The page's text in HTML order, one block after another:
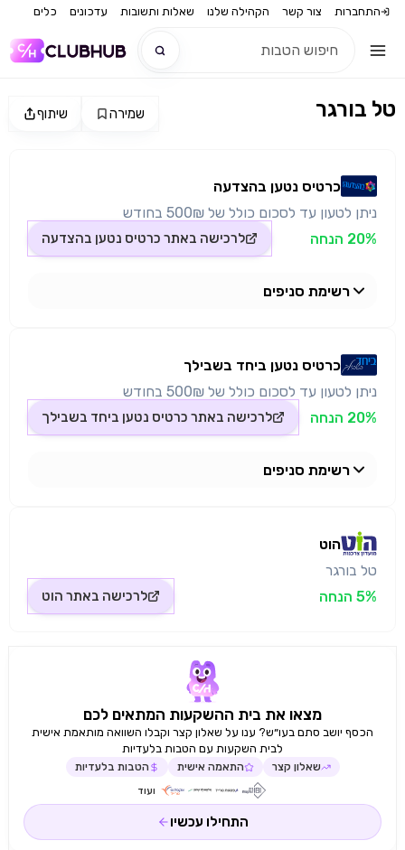
התחברות צור קשר הקהילה שלנו שאלות ותשובות עדכונים כלים
שיתוף שמירה טל בורגר
כרטיס נטען בהצדעה
ניתן לטעון עד לסכום כולל של 500₪ בחודש
20% הנחה
לרכישה באתר כרטיס נטען בהצדעה
רשימת סניפים
כרטיס נטען ביחד בשבילך
ניתן לטעון עד לסכום כולל של 500₪ בחודש
20% הנחה
לרכישה באתר כרטיס נטען ביחד בשבילך
רשימת סניפים
הוט
טל בורגר
5% הנחה
לרכישה באתר הוט
מצאו את בית ההשקעות המתאים לכם
הכסף יושב סתם בעו״ש? ענו על שאלון קצר וקבלו השוואה מותאמת אישית
לבית השקעות עם הטבות בלעדיות
שאלון קצר התאמה אישית הטבות בלעדיות
ועוד
התחילו עכשיו